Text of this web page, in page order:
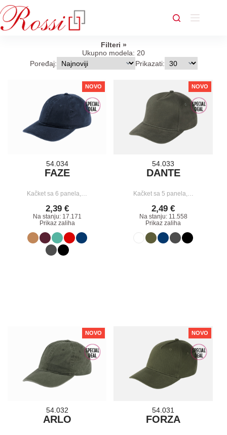
Skip
to
content
Filteri
Ukupno modela: 20
Poređaj:
Prikazati:
NOVO
54.034
FAZE
Kačket sa 6 panela,…
2,39 €
Na stanju: 17.171
Prikaz zaliha
NOVO
54.033
DANTE
Kačket sa 5 panela,…
2,49 €
Na stanju: 11.558
Prikaz zaliha
NOVO
54.032
ARLO
NOVO
54.031
FORZA